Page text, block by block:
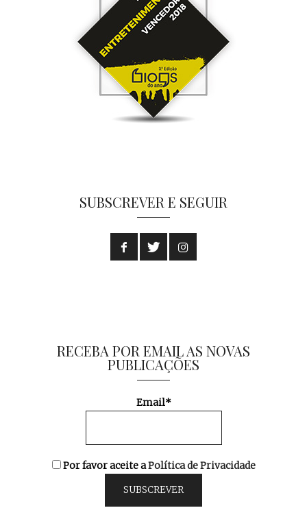
SUBSCREVER E SEGUIR
RECEBA POR EMAIL AS NOVAS
PUBLICAÇÕES
Email*
Por favor aceite aPolítica de Privacidade